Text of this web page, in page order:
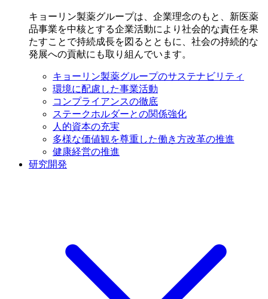
キョーリン製薬グループは、企業理念のもと、新医薬
品事業を中核とする企業活動により社会的な責任を果
たすことで持続成長を図るとともに、社会の持続的な
発展への貢献にも取り組んでいます。
キョーリン製薬グループのサステナビリティ
環境に配慮した事業活動
コンプライアンスの徹底
ステークホルダーとの関係強化
人的資本の充実
多様な価値観を尊重した働き方改革の推進
健康経営の推進
研究開発